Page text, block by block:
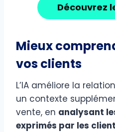
Découvrez
Mieux
vos clients
L’IA améliore la
un contexte
vente, en analysant
exprimés par les